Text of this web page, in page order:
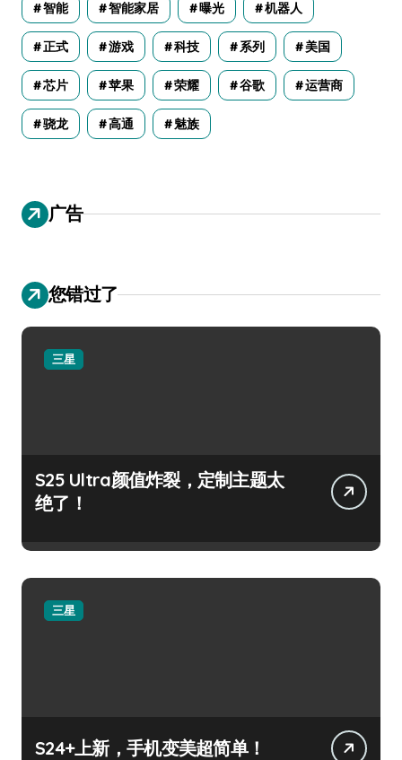
智能 智能家居 曝光 机器人
正式 游戏 科技 系列 美国
芯片 苹果 荣耀 谷歌 运营商
骁龙 高通 魅族
广告
您错过了
三星
S25 Ultra颜值炸裂，定制主题太
绝了！
三星
S24+上新，手机变美超简单！